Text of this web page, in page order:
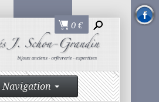
0 €
Navigation